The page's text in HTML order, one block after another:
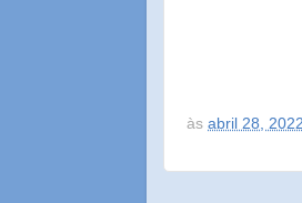
às abril 28, 2022